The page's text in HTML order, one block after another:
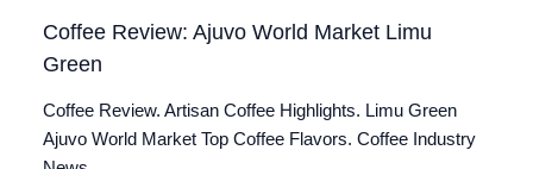
Coffee Review: Ajuvo World Market Limu
Green
Coffee Review. Artisan Coffee Highlights. Limu Green
Ajuvo World Market Top Coffee Flavors. Coffee Industry